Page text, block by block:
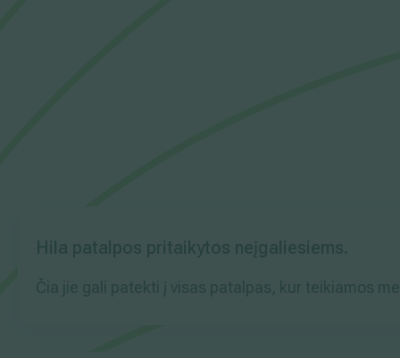
Hila patalpos pritaikytos neįgaliesiems.
Čia jie gali patekti į visas patalpas, kur teikiamos